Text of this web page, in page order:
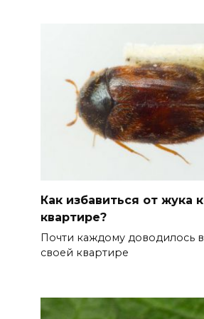
Как избавиться от жука
квартире?
Почти каждому доводилось
своей квартире